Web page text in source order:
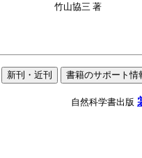
竹山協三 著
自然科学書出版